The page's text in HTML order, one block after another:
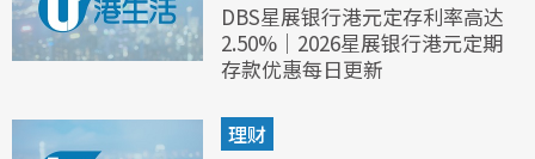
DBS星展银行港元定存利率高达
2.50%｜2026星展银行港元定期
存款优惠每日更新
理财